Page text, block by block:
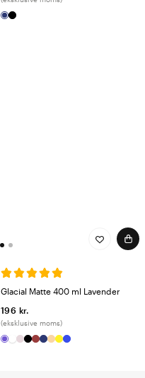
Glacial Matte 400 ml Lavender
196 kr.
(eksklusive moms)